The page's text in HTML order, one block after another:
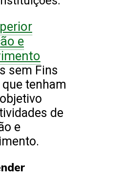
e
sem Fins
tenham
de
e